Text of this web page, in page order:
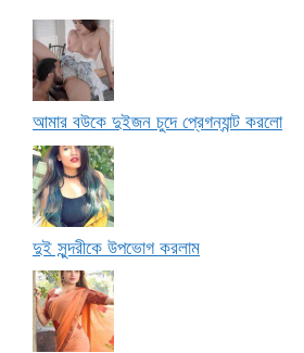
আমার বউকে দুইজন চুদে প্রেগন্যান্ট করলো
দুই সুন্দরীকে উপভোগ করলাম